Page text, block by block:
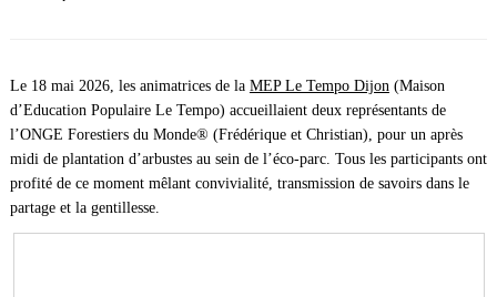
Le 18 mai 2026, les animatrices de la MEP Le Tempo Dijon(Maison
d’Education Populaire Le Tempo) accueillaient deux représentants de
l’ONGE Forestiers du Monde® (Frédérique et Christian), pour un après
midi de plantation d’arbustes au sein de l’éco-parc. Tous les participants ont
profité de ce moment mêlant convivialité, transmission de savoirs dans le
partage et la gentillesse.